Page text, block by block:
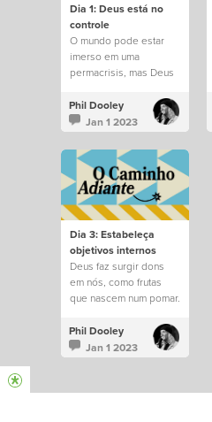
Dia 1: Deus está no
controle
O mundo pode estar
imerso em uma
permacrisis, mas Deus
de tudo.
Phil Dooley
Jan 1 2023
Dia 3: Estabeleça
objetivos internos
Deus faz surgir dons
em nós, como frutas
que nascem num pomar.
Phil Dooley
Jan 1 2023